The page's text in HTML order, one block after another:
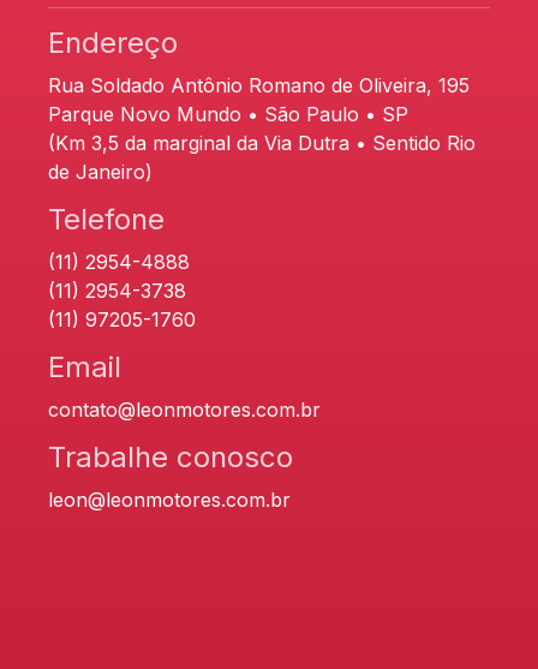
Endereço
Rua Soldado Antônio Romano de Oliveira, 195
Parque Novo Mundo • São Paulo • SP
(Km 3,5 da marginal da Via Dutra • Sentido Rio
de Janeiro)
Telefone
(11) 2954-4888
(11) 2954-3738
(11) 97205-1760
Email
contato@leonmotores.com.br
Trabalhe conosco
leon@leonmotores.com.br